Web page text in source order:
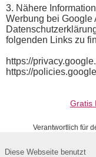
3. Nähere
Werbung bei Google
folgenden Links zu
https://
https://
Gratis
Verantwortlich für
Autor dieser
Diese Webseite benutzt